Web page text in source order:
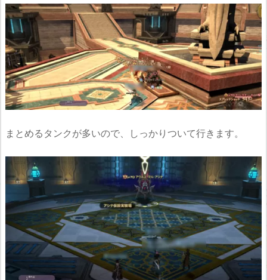
まとめるタンクが多いので、しっかりついて行きます。